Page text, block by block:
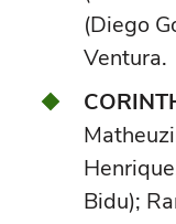
(Diego
Ventura.
Bidu);